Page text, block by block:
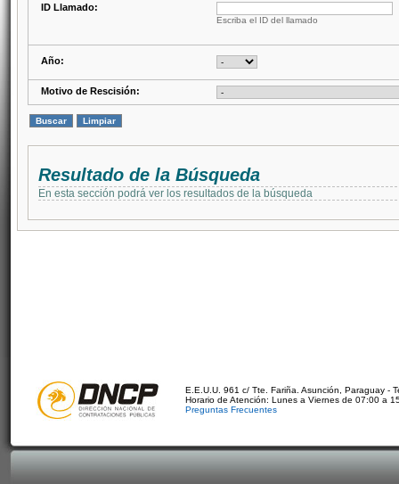
ID Llamado:
Escriba el ID del llamado
Año:
Motivo de Rescisión:
Resultado de la Búsqueda
En esta sección podrá ver los resultados de la búsqueda
E.E.U.U. 961 c/ Tte. Fariña. Asunción, Paraguay -
Horario de Atención: Lunes a Viernes de 07:00 a
Preguntas Frecuentes